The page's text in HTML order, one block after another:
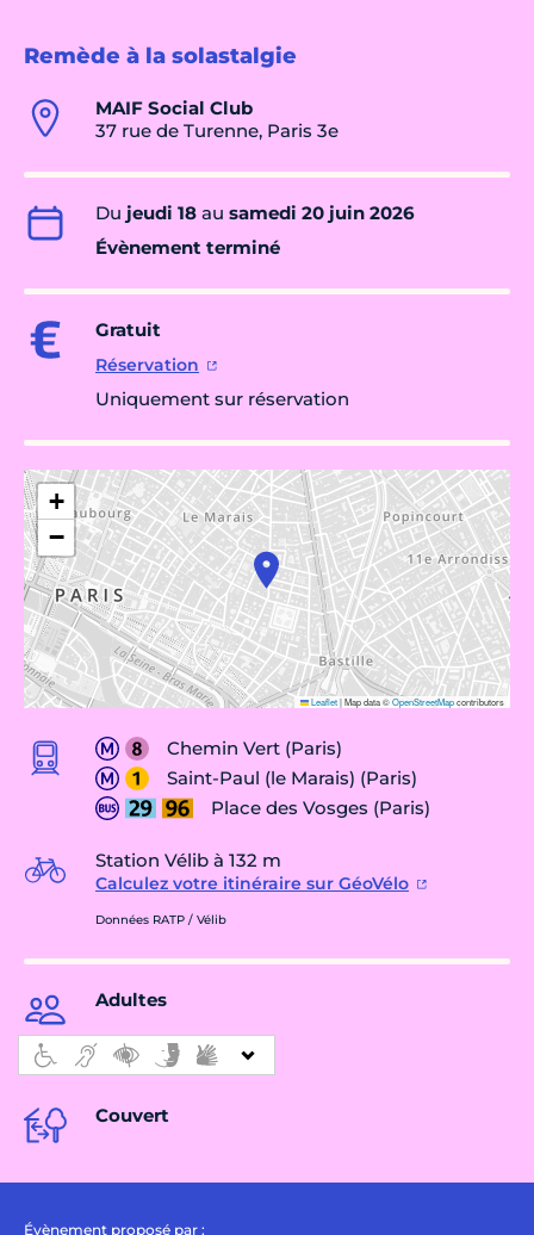
Remède à la solastalgie
MAIF Social Club
37 rue de Turenne, Paris 3e
Du jeudi 18 au samedi 20 juin 2026
Évènement terminé
Gratuit
Réservation
Uniquement sur réservation
+
−
Leaflet|Map data ©OpenStreetMapcontributors
Chemin Vert (Paris)
Saint-Paul (le Marais) (Paris)
Place des Vosges (Paris)
Station Vélib à 132 m
Calculez votre itinéraire sur GéoVélo
Données RATP / Vélib
Adultes
Couvert
Évènement proposé par :